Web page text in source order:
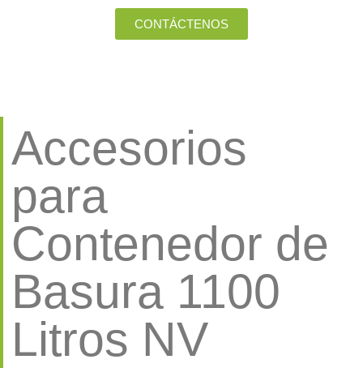
CONTÁCTENOS
Accesorios
para
Contenedor de
Basura 1100
Litros NV